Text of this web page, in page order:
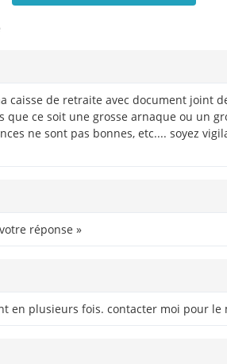
de retraite avec document joint
ce soit une grosse arnaque ou un
ne sont pas bonnes, etc.... soyez
réponse »
plusieurs fois. contacter moi pour le